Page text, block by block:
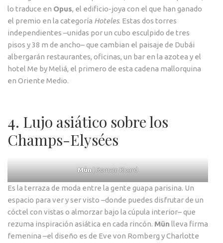
lo traduce en Opus, el edificio-joya con el que han ganado
el premio en la categoría Hoteles. Estas dos torres
independientes –unidas por un cubo esculpido de tres
pisos y 38 m de ancho– que cambian el paisaje de Dubái
albergarán restaurantes, oficinas, un bar en la azotea y el
hotel Me by Meliá, el primero de esta cadena mallorquina
en Oriente Medio.
4. Lujo asiático sobre los
Champs-Elysées
Mün | Romain Ricard
Es la terraza de moda entre la gente guapa parisina. Un
espacio para ver y ser visto –donde puedes disfrutar de un
cóctel con vistas o almorzar bajo la cúpula interior– que
rezuma inspiración asiática en cada rincón. Mün lleva firma
femenina –el diseño es de Eve von Romberg y Charlotte